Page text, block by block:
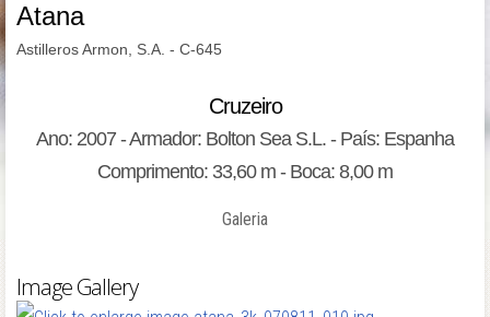
Atana
Astilleros Armon, S.A. - C-645
Cruzeiro
Ano: 2007 - Armador: Bolton Sea S.L. - País: Espanha
Comprimento: 33,60 m - Boca: 8,00 m
Galeria
Image Gallery